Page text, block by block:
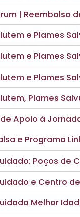
| Reembolso
e Plames
e Plames
e Plames
Plames
Apoio à
e Programa
Poços de
e Centro
Melhor